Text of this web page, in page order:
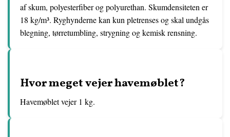
af skum, polyesterfiber og polyurethan. Skumdensiteten er
18 kg/m³. Ryghynderne kan kun pletrenses og skal undgås
blegning, tørretumbling, strygning og kemisk rensning.
Hvor meget vejer havemøblet?
Havemøblet vejer 1 kg.